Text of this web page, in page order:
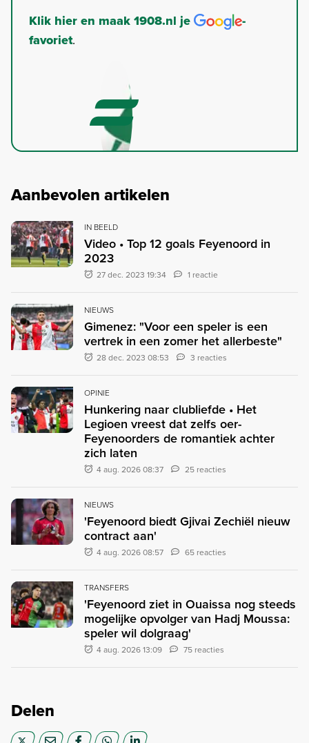
Klik hier en maak 1908.nl je
-
favoriet.
Aanbevolen artikelen
IN BEELD
Video • Top 12 goals Feyenoord in
2023
27 dec. 2023 19:34 1 reactie
NIEUWS
Gimenez: "Voor een speler is een
vertrek in een zomer het allerbeste"
28 dec. 2023 08:53 3 reacties
OPINIE
Hunkering naar clubliefde • Het
Legioen vreest dat zelfs oer-
Feyenoorders de romantiek achter
zich laten
4 aug. 2026 08:37 25 reacties
NIEUWS
'Feyenoord biedt Gjivai Zechiël nieuw
contract aan'
4 aug. 2026 08:57 65 reacties
TRANSFERS
'Feyenoord ziet in Ouaissa nog steeds
mogelijke opvolger van Hadj Moussa:
speler wil dolgraag'
4 aug. 2026 13:09 75 reacties
Delen